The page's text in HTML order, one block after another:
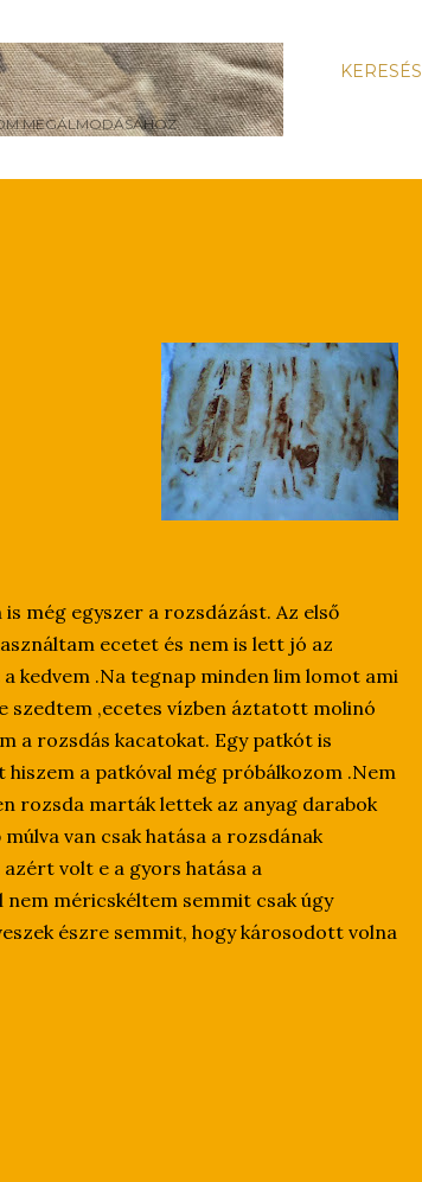
KERESÉS
MEGÁLMODÁSÁHOZ
még egyszer a rozsdázást. Az első
ecetet és nem is lett jó az
kedvem .Na tegnap minden lim lomot ami
szedtem ,ecetes vízben áztatott molinó
a rozsdás kacatokat. Egy patkót is
hiszem a patkóval még próbálkozom .Nem
rozsda marták lettek az anyag darabok
van csak hatása a rozsdának
volt e a gyors hatása a
méricskéltem semmit csak úgy
észre semmit, hogy károsodott volna